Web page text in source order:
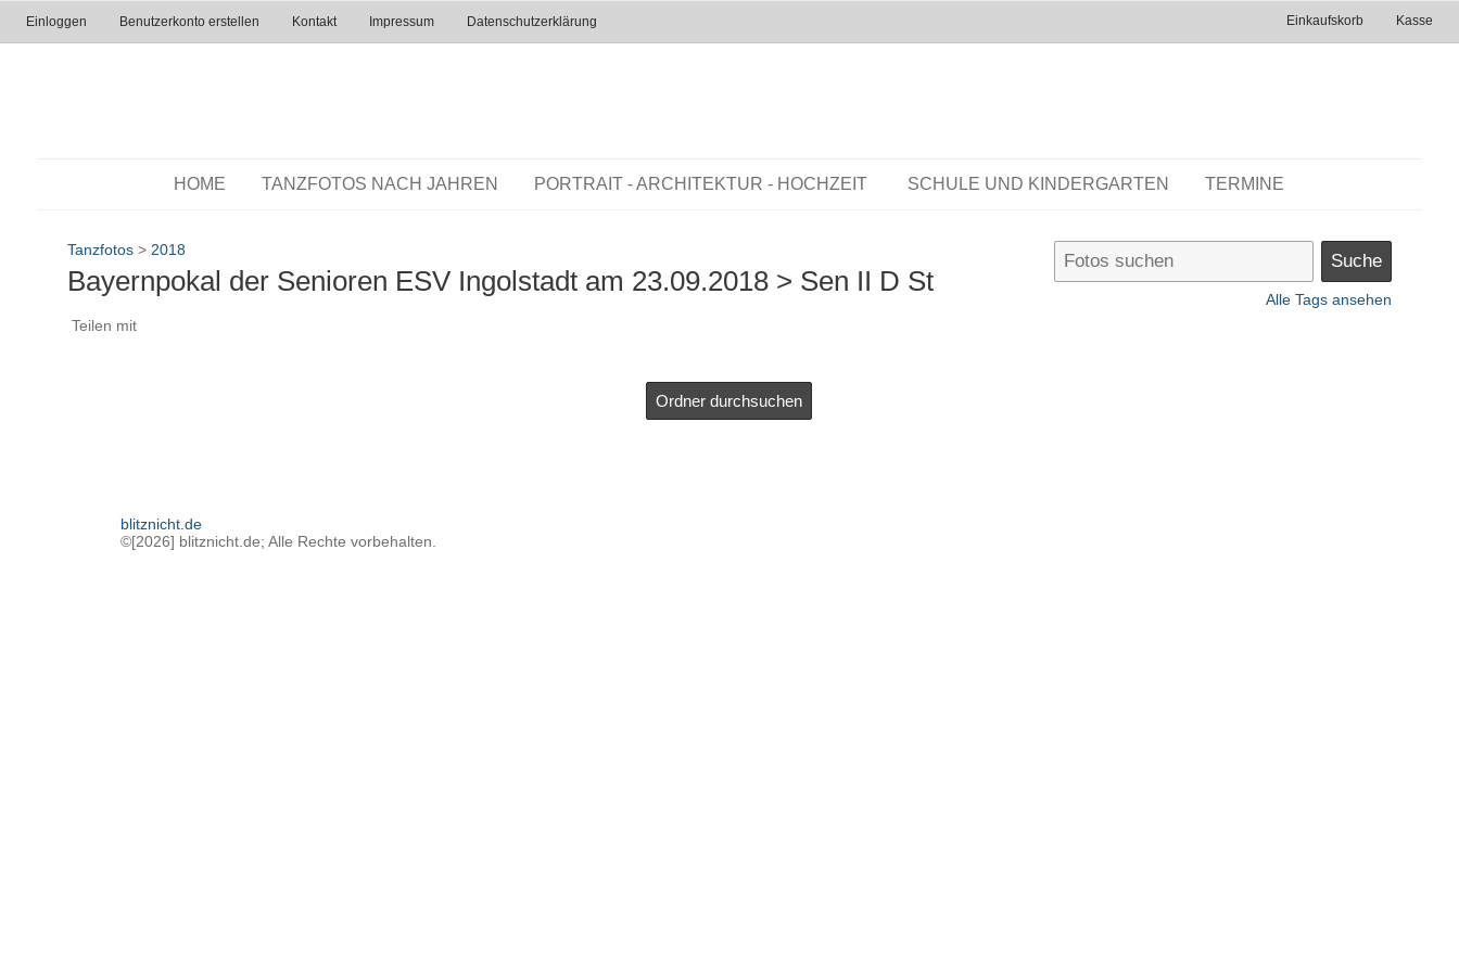
Einloggen Benutzerkonto erstellen Kontakt Impressum Datenschutzerklärung Einkaufskorb Kasse
HOME TANZFOTOS NACH JAHREN PORTRAIT - ARCHITEKTUR - HOCHZEIT SCHULE UND KINDERGARTEN TERMINE
Alle Tags ansehen
Tanzfotos> 2018
Bayernpokal der Senioren ESV Ingolstadt am 23.09.2018> Sen II D St
Teilen mit
Ordner durchsuchen
blitznicht.de
©[2026] blitznicht.de; Alle Rechte vorbehalten.